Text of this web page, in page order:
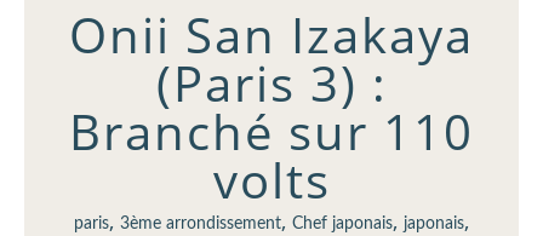
Onii San Izakaya
(Paris 3) :
Branché sur 110
volts
paris, 3ème arrondissement, Chef japonais, japonais,